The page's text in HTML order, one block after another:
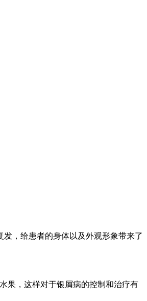
，给患者的身体以及外观形象带来了
果，这样对于银屑病的控制和治疗有